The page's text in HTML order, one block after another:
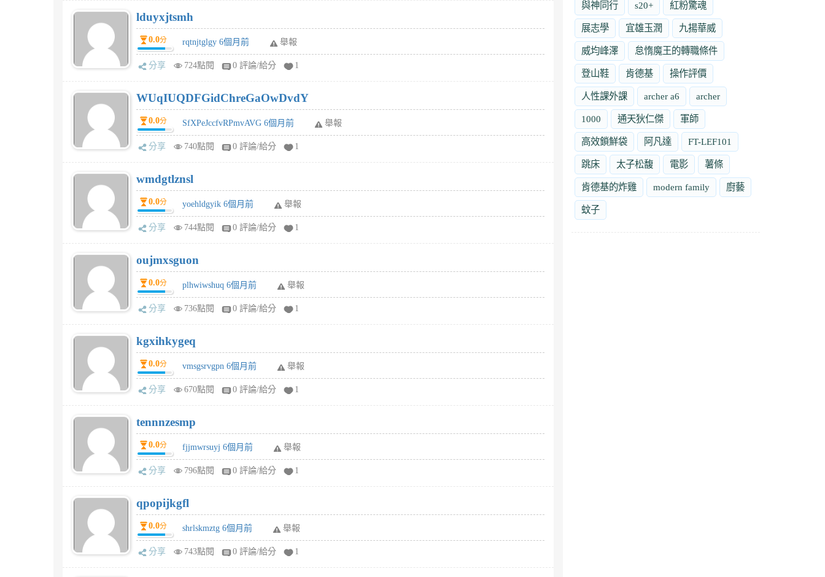
lduyxjtsmh
0.0分 rqtnjtglgy 6個月前 舉報
分享 724點閱 0 評論/給分 1
WUqIUQDFGidChreGaOwDvdY
0.0分 SfXPeJccfvRPmvAVG 6個月前 舉報
分享 740點閱 0 評論/給分 1
wmdgtlznsl
0.0分 yoehldgyik 6個月前 舉報
分享 744點閱 0 評論/給分 1
oujmxsguon
0.0分 plhwiwshuq 6個月前 舉報
分享 736點閱 0 評論/給分 1
kgxihkygeq
0.0分 vmsgsrvgpn 6個月前 舉報
分享 670點閱 0 評論/給分 1
tennnzesmp
0.0分 fjjmwrsuyj 6個月前 舉報
分享 796點閱 0 評論/給分 1
qpopijkgfl
0.0分 shrlskmztg 6個月前 舉報
分享 743點閱 0 評論/給分 1
與神同行 s20+ 紅粉驚魂
展志學 宜雄玉潤 九揚華威
威均峰澤 怠惰魔王的轉職條件
登山鞋 肯德基 操作評價
人性課外課 archer a6 archer
1000 通天狄仁傑 軍師
高效鎖鮮袋 阿凡達 FT-LEF101
跳床 太子松馥 電影 薯條
肯德基的炸雞 modern family 廚藝
蚊子